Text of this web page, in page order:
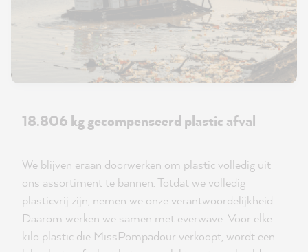
18.806 kg gecompenseerd plastic afval
We blijven eraan doorwerken om plastic volledig uit
ons assortiment te bannen. Totdat we volledig
plasticvrij zijn, nemen we onze verantwoordelijkheid.
Daarom werken we samen met everwave: Voor elke
kilo plastic die MissPompadour verkoopt, wordt een